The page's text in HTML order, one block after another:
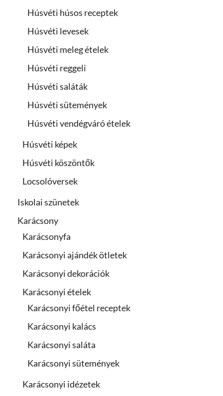
Húsvéti húsos receptek
Húsvéti levesek
Húsvéti meleg ételek
Húsvéti reggeli
Húsvéti saláták
Húsvéti sütemények
Húsvéti vendégváró ételek
Húsvéti képek
Húsvéti köszöntők
Locsolóversek
Iskolai szünetek
Karácsony
Karácsonyfa
Karácsonyi ajándék ötletek
Karácsonyi dekorációk
Karácsonyi ételek
Karácsonyi főétel receptek
Karácsonyi kalács
Karácsonyi saláta
Karácsonyi sütemények
Karácsonyi idézetek